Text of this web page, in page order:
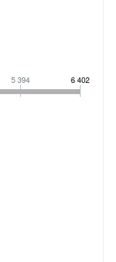
5 394 6 402